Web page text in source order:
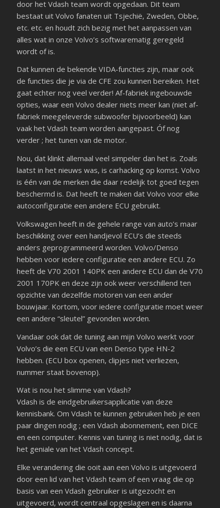
door het Vdash team wordt opgedaan. Dit team
bestaat uit Volvo fanaten uit Tsjechië, Zweden, Obbe,
etc. etc. en houdt zich bezig met het aanpassen van
alles wat in onze Volvo’s softwarematig geregeld
wordt of is.
Dat kunnen de bekende VIDA-functies zijn, maar ook
de functies die je via de CFE zou kunnen bereiken. Het
gaat echter nog veel verder! Af-fabriek ingebouwde
opties, waar een Volvo dealer niets meer kan (niet af-
fabriek meegeleverde subwoofer bijvoorbeeld) kan
vaak het Vdash team worden aangepast. Óf nog
verder ; het tunen van de motor.
Nou, dat klinkt allemaal veel simpeler dan het is. Zoals
laatst in het nieuws was, is carhacking op komst. Volvo
is één van de merken die daar redelijk tot goed tegen
beschermd is. Dat heeft te maken dat Volvo voor elke
autoconfiguratie een andere ECU gebruikt.
Volkswagen heeft in de gehele range van auto’s maar
beschikking over een handjevol ECU’s die steeds
anders geprogrammeerd worden. Volvo/Denso
hebben voor iedere configuratie een andere ECU. Zo
heeft de V70 2001 140PK een andere ECU dan de V70
2001 170PK en deze zijn ook weer verschillend ten
opzichte van dezelfde motoren van een ander
bouwjaar. Kortom, voor iedere configuratie moet weer
een andere “sleutel” gevonden worden.
Vandaar ook dat de tuning aan mijn Volvo werkt voor
Volvo’s die een ECU van een Denso type HN-2
hebben. (ECU box openen, clipjes niet verliezen,
nummer staat bovenop).
Wat is nou het slimme van Vdash?
Vdash is de eindgebruikersapplicatie van deze
kennisbank. Om Vdash te kunnen gebruiken heb je een
paar dingen nodig ; een Vdash abonnement, een DICE
en een computer. Kennis van tuning is niet nodig, dat is
het geniale van het Vdash concept.
Elke verandering die ooit aan een Volvo is uitgevoerd
door een lid van het Vdash team of een vraag die op
basis van een Vdash gebruiker is uitgezocht en
uitgevoerd, wordt centraal opgeslagen en is daarna